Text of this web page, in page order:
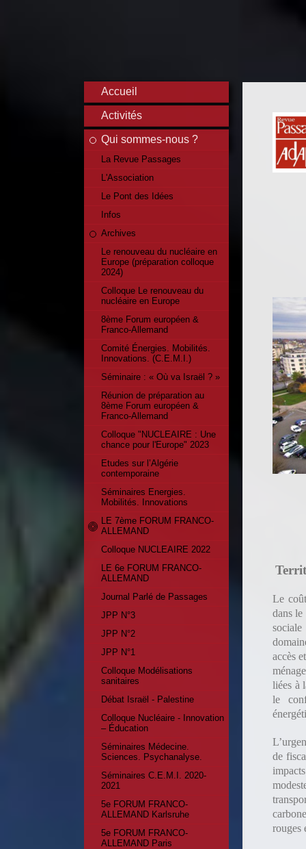
Accueil
Activités
Qui sommes-nous ?
La Revue Passages
L'Association
Le Pont des Idées
Infos
Archives
Le renouveau du nucléaire en
Europe (préparation colloque
2024)
Colloque Le renouveau du
nucléaire en Europe
8ème Forum européen &
Franco-Allemand
Comité Énergies. Mobilités.
Innovations. (C.E.M.I.)
Séminaire : « Où va Israël ? »
Réunion de préparation au
8ème Forum européen &
Franco-Allemand
Colloque "NUCLEAIRE : Une
chance pour l'Europe" 2023
Etudes sur l’Algérie
contemporaine
Séminaires Energies.
Mobilités. Innovations
LE 7ème FORUM FRANCO-
ALLEMAND
Colloque NUCLEAIRE 2022
LE 6e FORUM FRANCO-
ALLEMAND
Journal Parlé de Passages
JPP N°3
JPP N°2
JPP N°1
Colloque Modélisations
sanitaires
Débat Israël - Palestine
Colloque Nucléaire - Innovation
– Éducation
Séminaires Médecine.
Sciences. Psychanalyse.
Séminaires C.E.M.I. 2020-
2021
5e FORUM FRANCO-
ALLEMAND Karlsruhe
5e FORUM FRANCO-
ALLEMAND Paris
Le
dans le
sociale
accès
liées à
le
de
rouges